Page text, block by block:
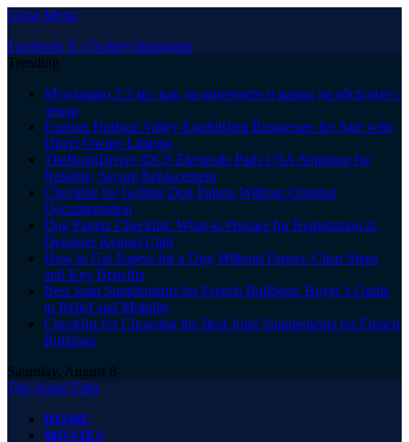
Close Menu
Facebook X (Twitter) Instagram
Trending
Мунджаро 2.5 мг: как да започнете и какво да обсъдите с
лекар
Explore Hudson Valley Established Businesses for Sale with
Direct Owner Listings
TheBrainDriver tDCS Electrode Pads USA Shipping for
Reliable, Secure Replacement
Checklist for Getting Dog Papers Without Original
Documentation
Dog Papers Checklist: What to Prepare for Registration at
Designer Kennel Club
How to Get Papers for a Dog Without Papers: Clear Steps
and Key Benefits
Best Joint Supplements for French Bulldogs: Buyer’s Guide
to Relief and Mobility
Checklist for Choosing the Best Joint Supplements for French
Bulldogs
Saturday, August 8
The Angel Film
HOME
MOVIES